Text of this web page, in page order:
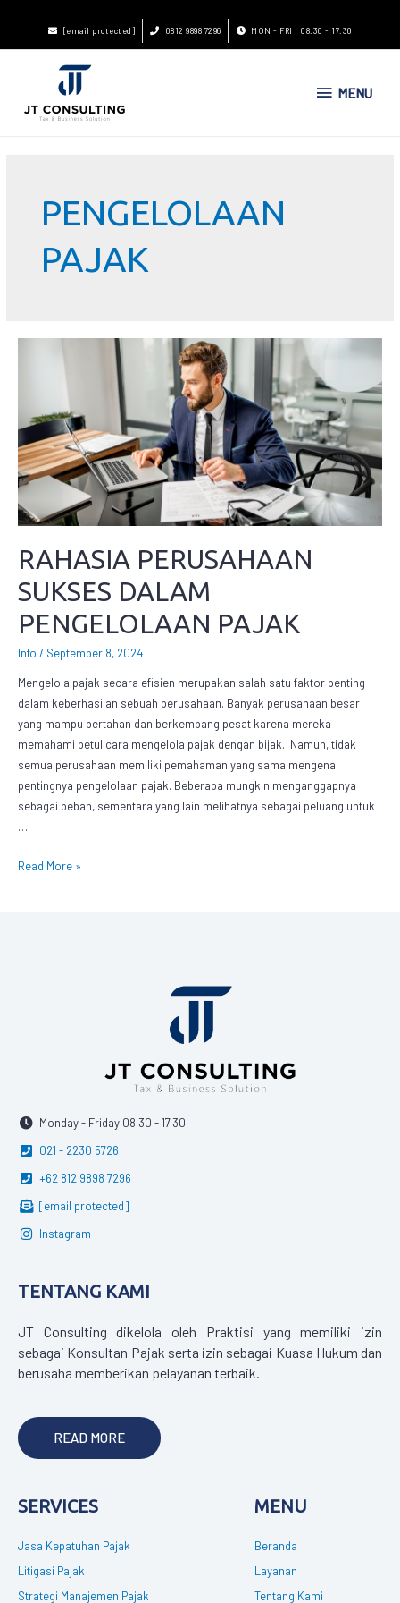
[email protected] 0812 9898 7296 MON - FRI : 08.30 - 17.30
MENU
PENGELOLAAN
PAJAK
RAHASIA PERUSAHAAN
SUKSES DALAM
PENGELOLAAN PAJAK
Info / September 8, 2024
Mengelola pajak secara efisien merupakan salah satu faktor penting
dalam keberhasilan sebuah perusahaan. Banyak perusahaan besar
yang mampu bertahan dan berkembang pesat karena mereka
memahami betul cara mengelola pajak dengan bijak. Namun, tidak
semua perusahaan memiliki pemahaman yang sama mengenai
pentingnya pengelolaan pajak. Beberapa mungkin menganggapnya
sebagai beban, sementara yang lain melihatnya sebagai peluang untuk
…
Read More »
Monday - Friday 08.30 - 17.30
021 - 2230 5726
+62 812 9898 7296
[email protected]
Instagram
TENTANG KAMI
JT Consulting dikelola oleh Praktisi yang memiliki izin
sebagai Konsultan Pajak serta izin sebagai Kuasa Hukum dan
berusaha memberikan pelayanan terbaik.
READ MORE
SERVICES
Jasa Kepatuhan Pajak
Litigasi Pajak
Strategi Manajemen Pajak
MENU
Beranda
Layanan
Tentang Kami